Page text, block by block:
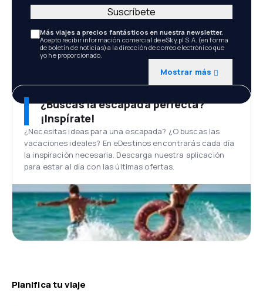
Más viajes a precios fantásticos en nuestra newsletter.
Acepto recibir información comercial de eSky.pl S.A. (en forma
de boletín de noticias) a la dirección de correo electrónico que
yo he proporcionado.
Mostrar más
Suscríbete
¿Buscas la escapada perfecta?
¡Inspírate!
¿Necesitas ideas para una escapada? ¿O buscas las
vacaciones ideales? En eDestinos encontrarás cada día
la inspiración necesaria. Descarga nuestra aplicación
para estar al día con las últimas ofertas.
Planifica tu viaje